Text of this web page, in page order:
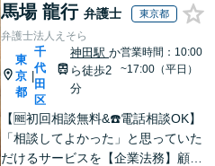
円】【離婚・不倫
問題に特化／実績
多数】財産分与、
慰謝料、養育費等
で金銭的に満足で
きる解決を目指し
ます。
馬場 龍行 弁護士 東京都
弁護士法人えそら
東
京
都
千
代
田
区
神田駅か
ら徒歩2
分
営業時間：10:00
~17:00（平日）
【🆓初回相談無料&☎️電話相談OK】
「相談してよかった」と思っていた
だけるサービスを【企業法務】顧問